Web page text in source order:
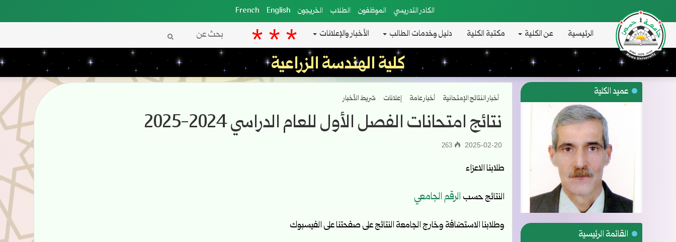
الكادر التدريسي الموظفون الطلاب الخريجون French English
الرئيسية عن الكلية مكتبة الكلية دليل وخدمات الطالب الأخبار والإعلانات بحث
عن كلية الهندسة الزراعية
أخبار النتائج الإمتحانية أخبار عامة إعلانات شريط الأخبار
نتائج امتحانات الفصل الأول للعام الدراسي 2024-2025
2025-02-20
طلابنا الاعزاء
النتائج حسب الرقم الجامعي
وطلابنا الاستضافة وخارج الجامعة النتائج على صفحتنا على الفيسبوك
عميد الكلية
القائمة الرئيسية